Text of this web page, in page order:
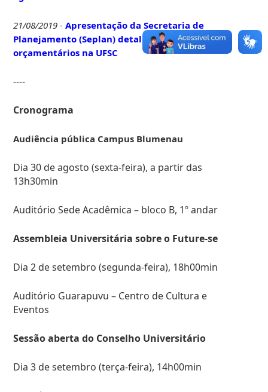
21/08/2019 - Apresentação da Secretaria de
Planejamento (Seplan) detalha os bloqueios
orçamentários na UFSC
----
Cronograma
Audiência pública Campus Blumenau
Dia 30 de agosto (sexta-feira), a partir das
13h30min
Auditório Sede Acadêmica – bloco B, 1º andar
Assembleia Universitária sobre o Future-se
Dia 2 de setembro (segunda-feira), 18h00min
Auditório Guarapuvu – Centro de Cultura e
Eventos
Sessão aberta do Conselho Universitário
Dia 3 de setembro (terça-feira), 14h00min